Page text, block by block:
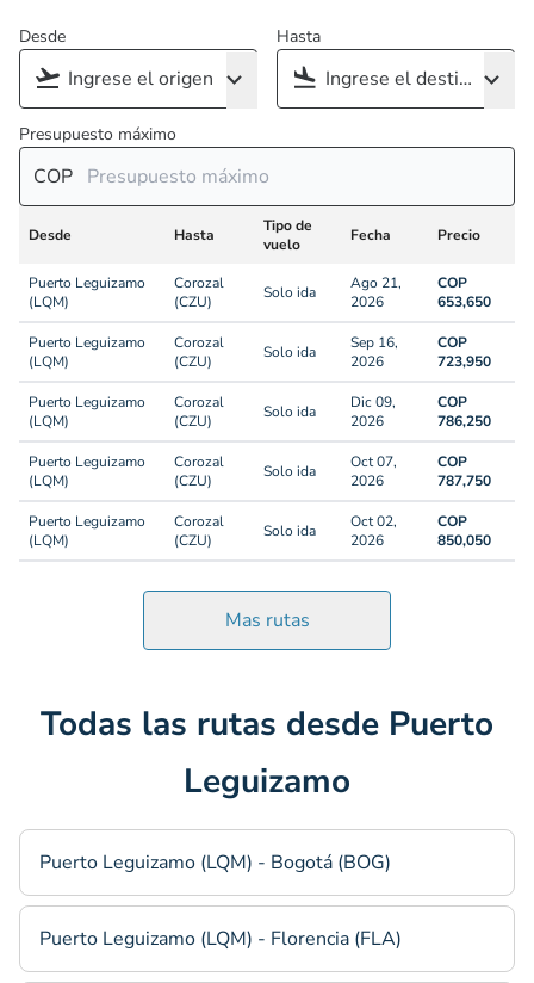
Desde Hasta
Presupuesto máximo
COP
Desde Hasta
Tipo de
vuelo
Fecha Precio
Puerto Leguizamo
(LQM)
Corozal
(CZU)
Solo ida
Ago 21,
2026
COP
653,650
Puerto Leguizamo
(LQM)
Corozal
(CZU)
Solo ida
Sep 16,
2026
COP
723,950
Puerto Leguizamo
(LQM)
Corozal
(CZU)
Solo ida
Dic 09,
2026
COP
786,250
Puerto Leguizamo
(LQM)
Corozal
(CZU)
Solo ida
Oct 07,
2026
COP
787,750
Puerto Leguizamo
(LQM)
Corozal
(CZU)
Solo ida
Oct 02,
2026
COP
850,050
Mas rutas
Todas las rutas desde Puerto
Leguizamo
Puerto Leguizamo (LQM) - Bogotá (BOG)
Puerto Leguizamo (LQM) - Florencia (FLA)